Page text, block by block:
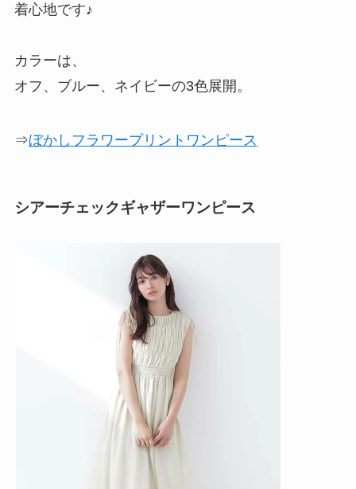
着心地です♪
カラーは、
オフ、ブルー、ネイビーの3色展開。
⇒ぼかしフラワープリントワンピース
シアーチェックギャザーワンピース